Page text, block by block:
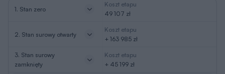
1. Stan zero
Koszt etapu
49 107 zł
2. Stan surowy otwarty
Koszt etapu
+ 163 985 zł
3. Stan surowy
zamknięty
Koszt etapu
+ 45 199 zł